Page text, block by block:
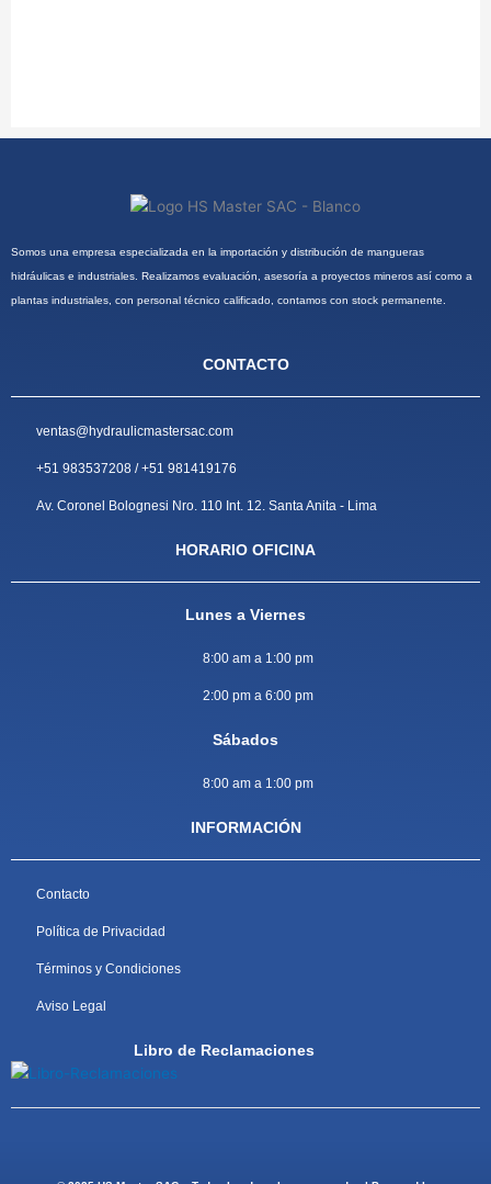
Somos una empresa especializada en la importación y distribución de mangueras
hidráulicas e industriales. Realizamos evaluación, asesoría a proyectos mineros así como a
plantas industriales, con personal técnico calificado, contamos con stock permanente.
CONTACTO
ventas@hydraulicmastersac.com
+51 983537208 / +51 981419176
Av. Coronel Bolognesi Nro. 110 Int. 12. Santa Anita - Lima
HORARIO OFICINA
Lunes a Viernes
8:00 am a 1:00 pm
2:00 pm a 6:00 pm
Sábados
8:00 am a 1:00 pm
INFORMACIÓN
Contacto
Política de Privacidad
Términos y Condiciones
Aviso Legal
Libro de Reclamaciones